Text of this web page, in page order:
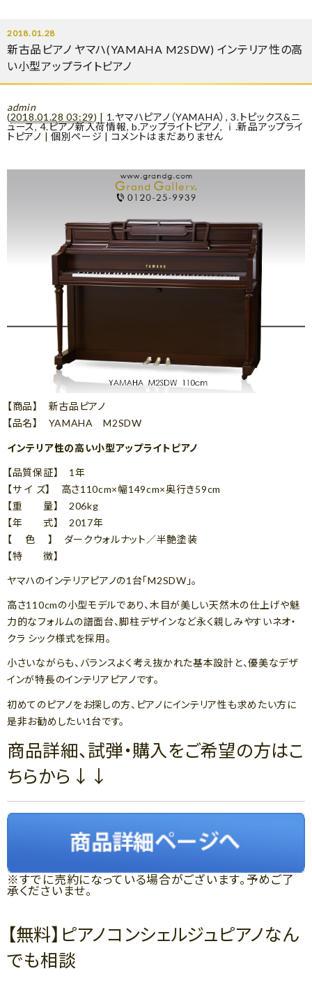
2018.01.28
新古品ピアノ ヤマハ(YAMAHA M2SDW) インテリア性の高
い小型アップライトピアノ
admin
(2018.01.28 03:29) | 1.ヤマハピアノ（YAMAHA） ,3.トピックス&ニ
ュース,4.ピアノ新入荷情報, b.アップライトピアノ,
ⅰ.新品アップライ
トピアノ | 個別ページ | コメントはまだありません
【商品】 新古品ピアノ
【品名】 YAMAHA M2SDW
インテリア性の高い小型アップライトピアノ
【品質保証】 1年
【サ イ ズ】 高さ110cm×幅149cm×奥行き59cm
【重 量】 206kg
【年 式】 2017年
【 色 】 ダークウォルナット／半艶塗装
【特 徴】
ヤマハのインテリアピアノの1台「M2SDW」。
高さ110cmの小型モデルであり、木目が美しい天然木の仕上げや魅
力的なフォルムの譜面台、脚柱デザインなど永く親しみやすいネオ・
クラ シック様式を採用。
小さいながらも、バランスよく考え抜かれた基本設計と、優美なデザ
インが特長のインテリアピアノです。
初めてのピアノをお探しの方、ピアノにインテリア性も求めたい方に
是非お勧めしたい1台です。
商品詳細、試弾・購入をご希望の方はこ
ちらから↓↓
※すでに売約になっている場合がございます。予めご了
承くださいませ。
【無料】ピアノコンシェルジュピアノなん
でも相談